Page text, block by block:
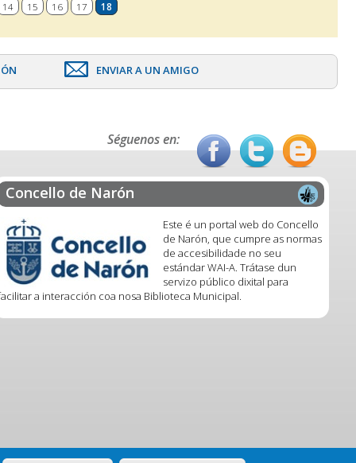
14 15 16 17 18
ENVIAR A UN AMIGO
Séguenos en:
Concello de Narón
Este é un portal web do Concello
de Narón, que cumpre as normas
de accesibilidade no seu
estándar WAI-A. Trátase dun
servizo público dixital para
a interacción coa nosa Biblioteca Municipal.